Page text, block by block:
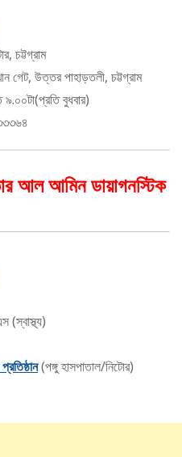
চট্টগ্রাম
গেট, উত্তর পাহাড়তলী, চট্টগ্রাম
৯.০০টা(প্রতি বুধবার)
আল আমিন ডায়াগনস্টিক
(স্বাস্থ্য)
(পঙ্গু হাসপাতাল/নিটোর)